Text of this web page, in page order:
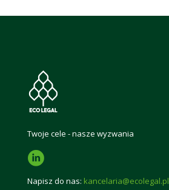
Twoje cele - nasze wyzwania
Napisz do nas: kancelaria@ecolegal.pl